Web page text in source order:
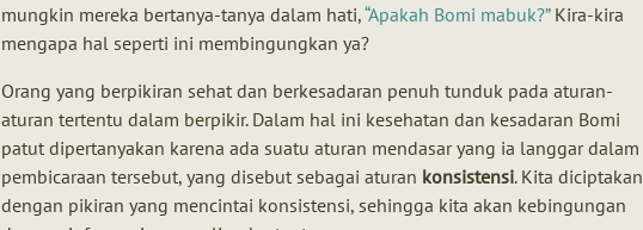
mungkin mereka bertanya-tanya dalam hati, Apakah Bomi mabuk? Kira-kira
mengapa hal seperti ini membingungkan ya?
Orang yang berpikiran sehat dan berkesadaran penuh tunduk pada aturan-
aturan tertentu dalam berpikir. Dalam hal ini kesehatan dan kesadaran Bomi
patut dipertanyakan karena ada suatu aturan mendasar yang ia langgar dalam
pembicaraan tersebut, yang disebut sebagai aturan konsistensi. Kita diciptakan
dengan pikiran yang mencintai konsistensi, sehingga kita akan kebingungan